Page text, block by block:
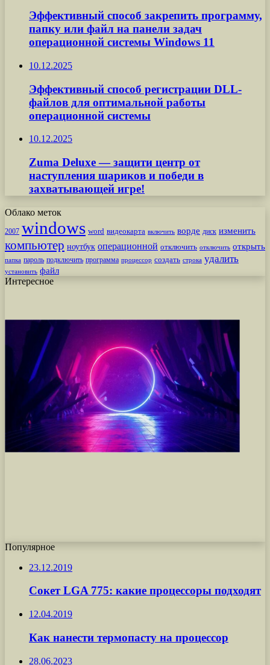
Эффективный способ закрепить программу,
папку или файл на панели задач
операционной системы Windows 11
10.12.2025
Эффективный способ регистрации DLL-
файлов для оптимальной работы
операционной системы
10.12.2025
Zuma Deluxe — защити центр от
наступления шариков и победи в
захватывающей игре!
Облако меток
2007 windows word видеокарта включить ворде диск изменить
компьютер ноутбук операционной отключить отключить открыть
папка пароль подключить программа процессор создать строка удалить
установить файл
Интересное
Популярное
23.12.2019
Сокет LGA 775: какие процессоры подходят
12.04.2019
Как нанести термопасту на процессор
28.06.2023